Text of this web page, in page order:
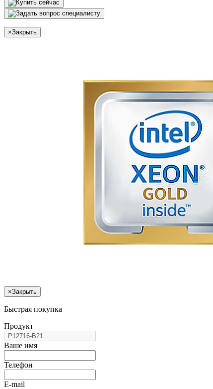
×Закрыть
×Закрыть
Быстрая покупка
Продукт
Ваше имя
Телефон
E-mail